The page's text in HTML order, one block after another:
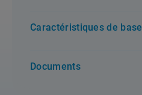
Caractéristiques de base
Documents